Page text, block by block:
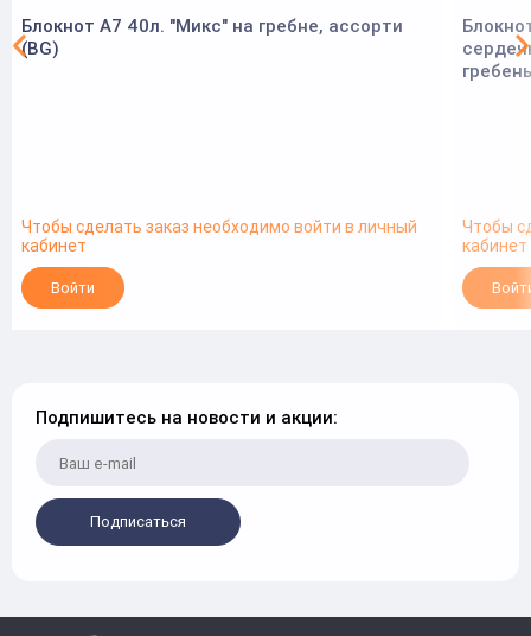
Блокнот А7 40л. "Микс" на гребне, ассорти
(BG)
Чтобы сделать заказ необходимо войти в личный
кабинет
Войти
Чтобы
кабинет
Подпишитесь на новости и акции:
Подписаться